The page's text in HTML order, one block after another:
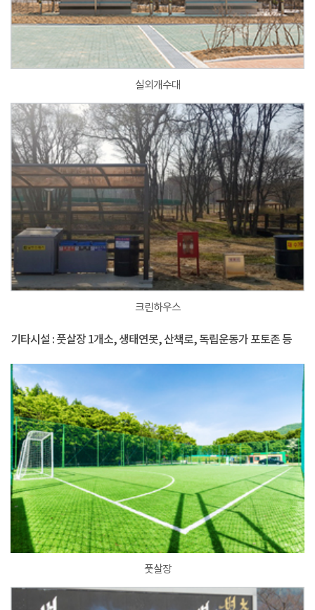
실외개수대
크린하우스
기타시설 : 풋살장 1개소, 생태연못, 산책로, 독립운동가 포토존 등
풋살장